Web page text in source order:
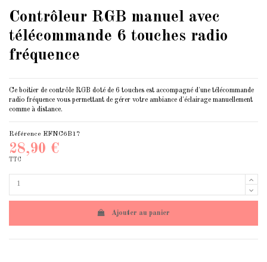
Contrôleur RGB manuel avec
télécommande 6 touches radio
fréquence
Ce boitier de contrôle RGB doté de 6 touches est accompagné d'une télécommande
radio fréquence vous permettant de gérer votre ambiance d'éclairage manuellement
comme à distance.
Référence EFNC6B17
28,90 €
TTC
Ajouter au panier